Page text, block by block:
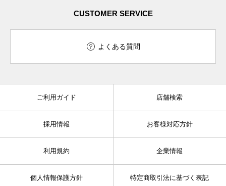
CUSTOMER SERVICE
よくある質問
ご利用ガイド 店舗検索
採用情報 お客様対応方針
利用規約 企業情報
個人情報保護方針 特定商取引法に基づく表記